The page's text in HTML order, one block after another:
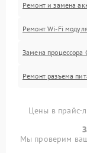
Ремонт и замена
Ремонт Wi-Fi модуля
Замена процессора
Ремонт разъема
Цены в прайс-
Мы проверим